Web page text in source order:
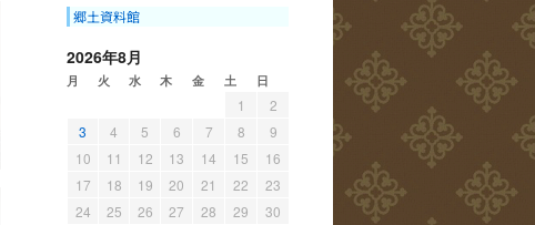
郷土資料館
2026年8月
月 火 水 木 金 土 日
1
2
3
4 5 6 7 8
9
10
11 12 13 14 15
16
17
18 19 20 21 22
23
24
25 26 27 28 29
30